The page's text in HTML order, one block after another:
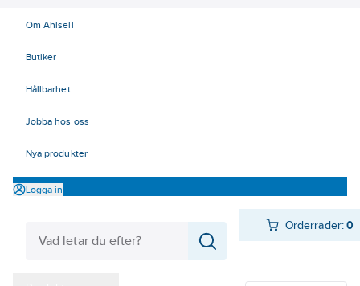
Om Ahlsell
Butiker
Hållbarhet
Jobba hos oss
Nya produkter
Logga in
Orderrader:0